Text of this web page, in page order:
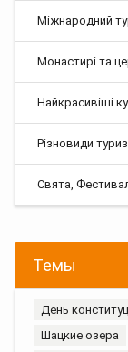
Міжнародний
Монастирі та
Найкрасивіші
Різновиди
Свята,
Темы
День
Шацкие озера